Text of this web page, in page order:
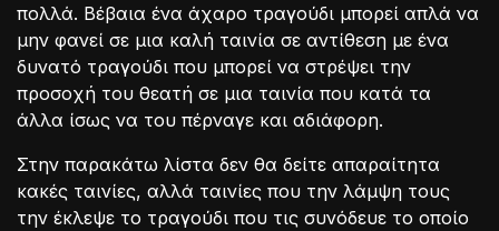
πολλά. Βέβαια ένα άχαρο τραγούδι μπορεί απλά να
μην φανεί σε μια καλή ταινία σε αντίθεση με ένα
δυνατό τραγούδι που μπορεί να στρέψει την
προσοχή του θεατή σε μια ταινία που κατά τα
άλλα ίσως να του πέρναγε και αδιάφορη.
Στην παρακάτω λίστα δεν θα δείτε απαραίτητα
κακές ταινίες, αλλά ταινίες που την λάμψη τους
την έκλεψε το τραγούδι που τις συνόδευε το οποίο